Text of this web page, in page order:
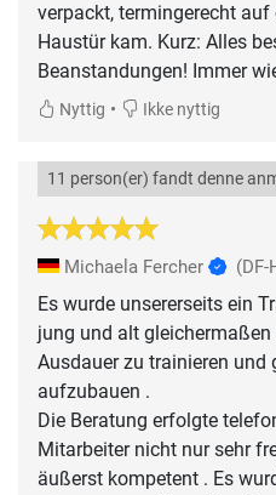
verpackt, termingerecht
Haustür kam. Kurz: Alles
Beanstandungen! Immer
Nyttig • Ikke nyttig
11 person(er) fandt denne
Michaela Fercher (DF-
Es wurde unsererseits ein
jung und alt
Ausdauer zu trainieren
aufzubauen .
Die Beratung erfolgte
Mitarbeiter nicht nur sehr
äußerst kompetent . Es